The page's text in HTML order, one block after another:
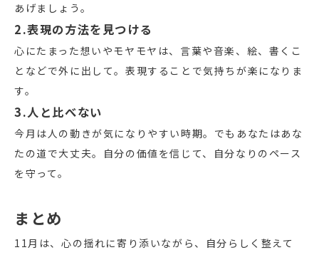
あげましょう。
2.表現の方法を見つける
心にたまった想いやモヤモヤは、言葉や音楽、絵、書くこ
となどで外に出して。表現することで気持ちが楽になりま
す。
3.人と比べない
今月は人の動きが気になりやすい時期。でもあなたはあな
たの道で大丈夫。自分の価値を信じて、自分なりのペース
を守って。
まとめ
11月は、心の揺れに寄り添いながら、自分らしく整えて